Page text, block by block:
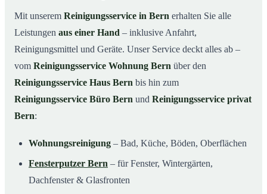
Mit unserem Reinigungsservice in Bern erhalten Sie alle
Leistungen aus einer Hand – inklusive Anfahrt,
Reinigungsmittel und Geräte. Unser Service deckt alles ab –
vom Reinigungsservice Wohnung Bern über den
Reinigungsservice Haus Bern bis hin zum
Reinigungsservice Büro Bern und Reinigungsservice privat
Bern:
Wohnungsreinigung – Bad, Küche, Böden, Oberflächen
Fensterputzer Bern – für Fenster, Wintergärten,
Dachfenster & Glasfronten